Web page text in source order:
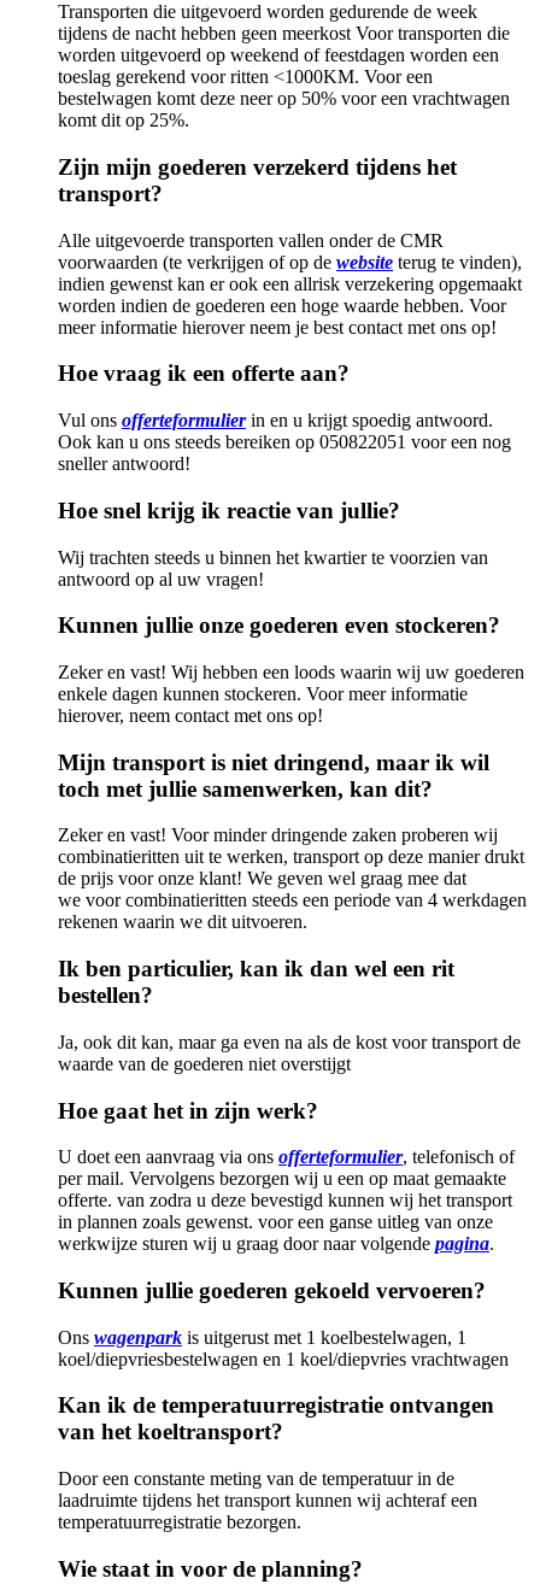
Transporten die uitgevoerd worden gedurende de week
tijdens de nacht hebben geen meerkost Voor transporten die
worden uitgevoerd op weekend of feestdagen worden een
toeslag gerekend voor ritten <1000KM. Voor een
bestelwagen komt deze neer op 50% voor een vrachtwagen
komt dit op 25%.
Zijn mijn goederen verzekerd tijdens het
transport?
Alle uitgevoerde transporten vallen onder de CMR
voorwaarden (te verkrijgen of op de website terug te vinden),
indien gewenst kan er ook een allrisk verzekering opgemaakt
worden indien de goederen een hoge waarde hebben. Voor
meer informatie hierover neem je best contact met ons op!
Hoe vraag ik een offerte aan?
Vul ons offerteformulierin en u krijgt spoedig antwoord.
Ook kan u ons steeds bereiken op 050822051 voor een nog
sneller antwoord!
Hoe snel krijg ik reactie van jullie?
Wij trachten steeds u binnen het kwartier te voorzien van
antwoord op al uw vragen!
Kunnen jullie onze goederen even stockeren?
Zeker en vast! Wij hebben een loods waarin wij uw goederen
enkele dagen kunnen stockeren. Voor meer informatie
hierover, neem contact met ons op!
Mijn transport is niet dringend, maar ik wil
toch met jullie samenwerken, kan dit?
Zeker en vast! Voor minder dringende zaken proberen wij
combinatieritten uit te werken, transport op deze manier drukt
de prijs voor onze klant! We geven wel graag mee dat
we voor combinatieritten steeds een periode van 4 werkdagen
rekenen waarin we dit uitvoeren.
Ik ben particulier, kan ik dan wel een rit
bestellen?
Ja, ook dit kan, maar ga even na als de kost voor transport de
waarde van de goederen niet overstijgt
Hoe gaat het in zijn werk?
U doet een aanvraag via ons offerteformulier, telefonisch of
per mail. Vervolgens bezorgen wij u een op maat gemaakte
offerte. van zodra u deze bevestigd kunnen wij het transport
in plannen zoals gewenst. voor een ganse uitleg van onze
werkwijze sturen wij u graag door naar volgende pagina.
Kunnen jullie goederen gekoeld vervoeren?
Ons wagenpark is uitgerust met 1 koelbestelwagen, 1
koel/diepvriesbestelwagen en 1 koel/diepvries vrachtwagen
Kan ik de temperatuurregistratie ontvangen
van het koeltransport?
Door een constante meting van de temperatuur in de
laadruimte tijdens het transport kunnen wij achteraf een
temperatuurregistratie bezorgen.
Wie staat in voor de planning?